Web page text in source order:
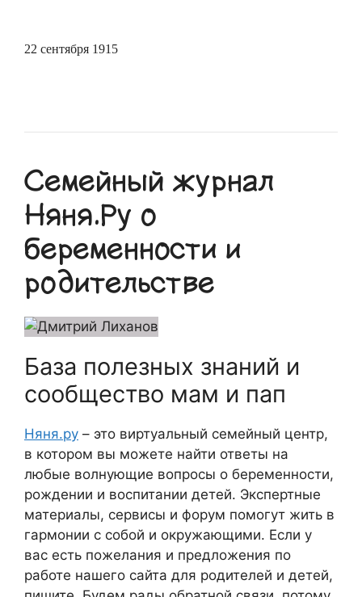
22 сентября 1915
Семейный журнал
Няня.Ру о
беременности и
родительстве
База полезных знаний и
сообщество мам и пап
Няня.ру – это виртуальный семейный центр,
в котором вы можете найти ответы на
любые волнующие вопросы о беременности,
рождении и воспитании детей. Экспертные
материалы, сервисы и форум помогут жить в
гармонии с собой и окружающими. Если у
вас есть пожелания и предложения по
работе нашего сайта для родителей и детей,